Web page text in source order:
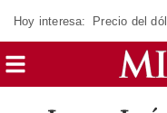
Hoy interesa: Precio del